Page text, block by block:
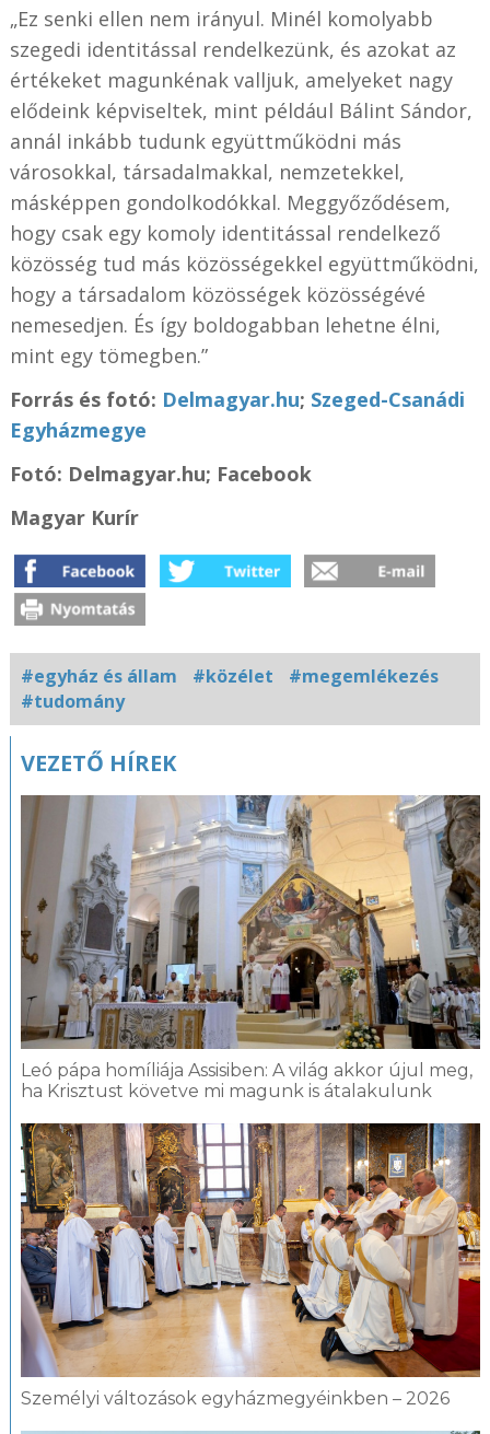
„Ez senki ellen nem irányul. Minél komolyabb
szegedi identitással rendelkezünk, és azokat az
értékeket magunkénak valljuk, amelyeket nagy
elődeink képviseltek, mint például Bálint Sándor,
annál inkább tudunk együttműködni más
városokkal, társadalmakkal, nemzetekkel,
másképpen gondolkodókkal. Meggyőződésem,
hogy csak egy komoly identitással rendelkező
közösség tud más közösségekkel együttműködni,
hogy a társadalom közösségek közösségévé
nemesedjen. És így boldogabban lehetne élni,
mint egy tömegben.”
Forrás és fotó: Delmagyar.hu; Szeged-Csanádi
Egyházmegye
Fotó: Delmagyar.hu; Facebook
Magyar Kurír
#egyház és állam #közélet
#megemlékezés
#tudomány
Kapcsolódó
VEZETŐ HÍREK
Leó pápa homíliája Assisiben: A világ akkor újul meg,
ha Krisztust követve mi magunk is átalakulunk
Személyi változások egyházmegyéinkben – 2026